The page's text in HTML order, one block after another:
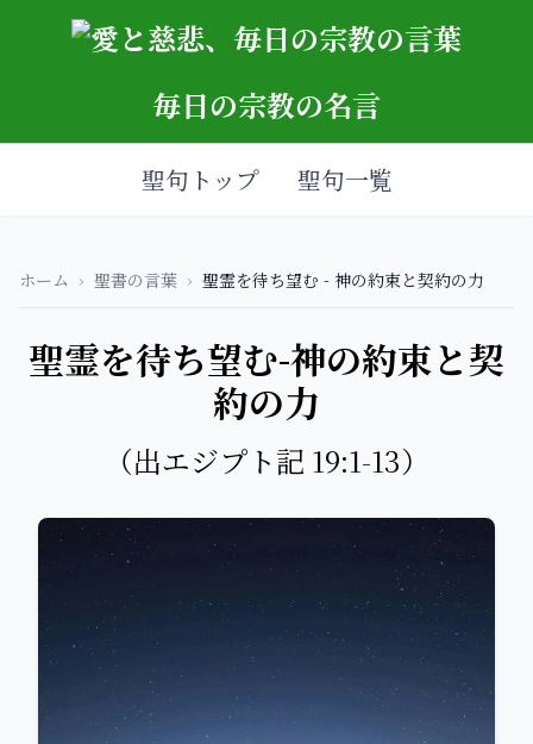
毎日の宗教の名言
聖句トップ 聖句一覧
ホーム › 聖書の言葉 › 聖霊を待ち望む - 神の約束と契約の力
聖霊を待ち望む-神の約束と契
約の力
（出エジプト記 19:1-13）